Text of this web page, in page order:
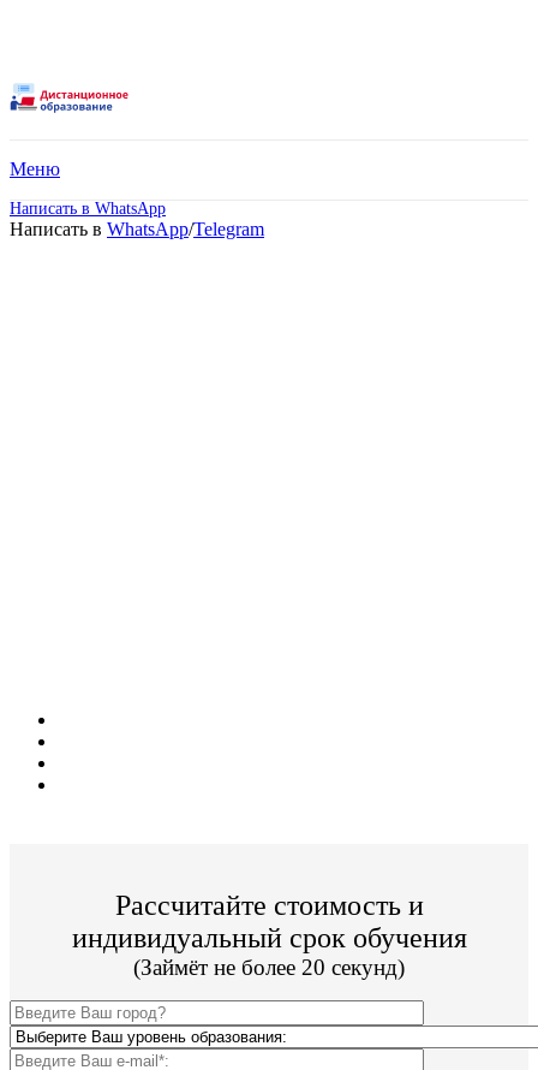
Меню
Написать в WhatsApp
Написать в WhatsApp/Telegram
Рассчитайте стоимость и
индивидуальный срок обучения
(Займёт не более 20 секунд)